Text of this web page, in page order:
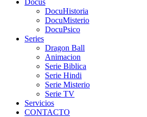
Docus
DocuHistoria
DocuMisterio
DocuPsico
Series
Dragon Ball
Animacion
Serie Biblica
Serie Hindi
Serie Misterio
Serie TV
Servicios
CONTACTO